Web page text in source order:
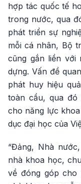
hợp tác quốc tế
trong nước, qua
phát triển sự
mỗi cá nhân, Bộ
cũng gắn liền với
dựng. Vấn đề
phát huy hiệu
toàn cầu, qua đó
cho năng lực
dục đại học của
“Đảng, Nhà
nhà khoa học,
về đóng góp cho